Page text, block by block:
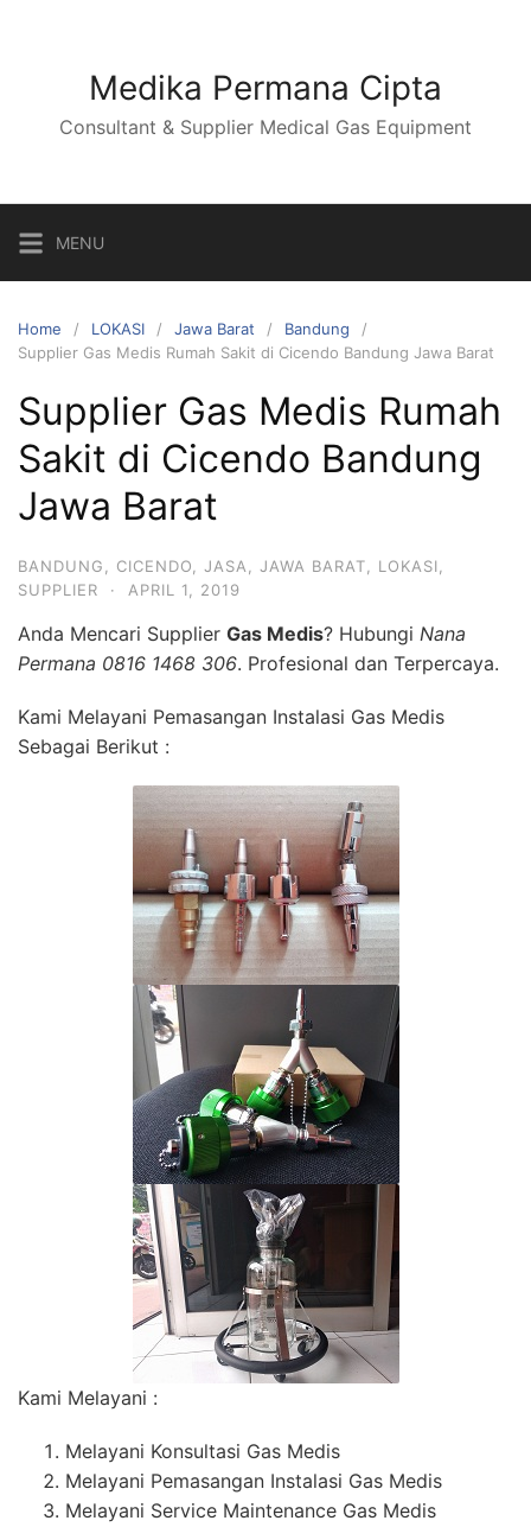
Medika Permana Cipta
Consultant & Supplier Medical Gas Equipment
MENU
Home LOKASI Jawa Barat
Bandung
Supplier Gas Medis Rumah Sakit di Cicendo Bandung Jawa Barat
Supplier Gas Medis Rumah
Sakit di Cicendo Bandung
Jawa Barat
BANDUNG CICENDO JASA JAWA BARAT LOKASI
SUPPLIER
· APRIL 1, 2019
Anda Mencari Supplier Gas Medis? Hubungi Nana
Permana 0816 1468 306. Profesional dan Terpercaya.
Kami Melayani Pemasangan Instalasi Gas Medis
Sebagai Berikut :
Kami Melayani :
Melayani Konsultasi Gas Medis
Melayani Pemasangan Instalasi Gas Medis
Melayani Service Maintenance Gas Medis